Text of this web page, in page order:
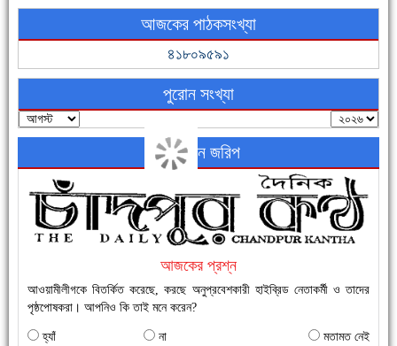
ফরিদগঞ্জের ভূমিহীন ২০ পরিবার আজ নিজের পাকা ঘরে উঠছে
নতুনবাজার ফাঁড়ি পুলিশের অভিযানে ৪০ পিচ ইয়াবাসহ ১ জন গ্রেফতার
আজকের পাঠকসংখ্যা
৪১৮০৯৫৯১
পুরোন সংখ্যা
অনলাইন জরিপ
আজকের প্রশ্ন
আওয়ামীলীগকে বিতর্কিত করেছে, করছে অনুপ্রবেশকারী হাইব্রিড নেতাকর্মী ও তাদের
পৃষ্ঠপোষকরা। আপনিও কি তাই মনে করেন?
হ্যাঁ না মতামত নেই